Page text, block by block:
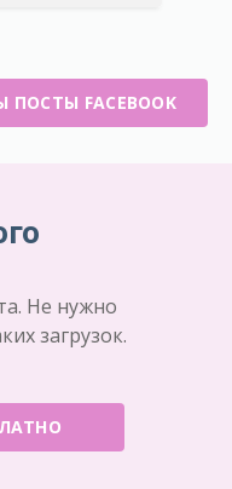
FACEBOOK
Не нужно
загрузок.